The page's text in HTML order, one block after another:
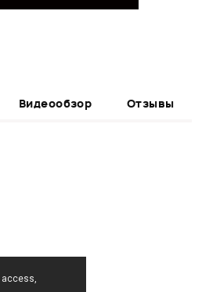
Видеообзор Отзывы